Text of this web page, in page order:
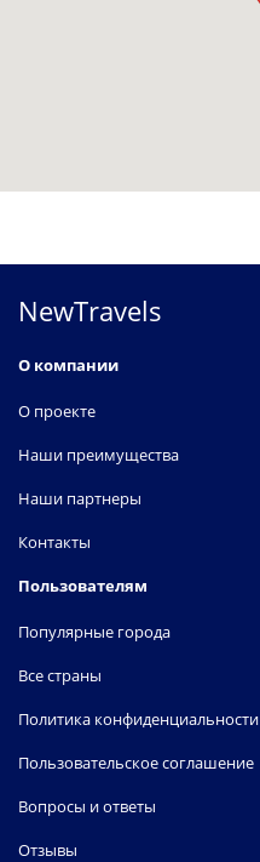
Финчли
Фулхэм
Харроу
Хейз и Харлингтон
Хилтон Метрополь Отель
Шефердс Буш
Шоссе Кингсбери
NewTravels
О компании
О проекте
Наши преимущества
Наши партнеры
Контакты
Пользователям
Популярные города
Все страны
Политика конфиденциальности
Пользовательское соглашение
Вопросы и ответы
Отзывы